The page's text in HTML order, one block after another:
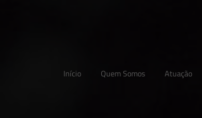
Início Quem Somos Atuação